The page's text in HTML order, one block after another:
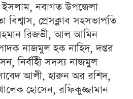
নবাগত উপজেলা
বিশ্বাস, প্রেসক্লাব সহসভাপতি
রিজভী, আল আমিন
নাজমুল হক নাহিদ, দপ্তর
নির্বহিী সদস্য নাজমুল
আলী, হারুন অর রশিদ,
হোসেন, রফিকুজ্জামান